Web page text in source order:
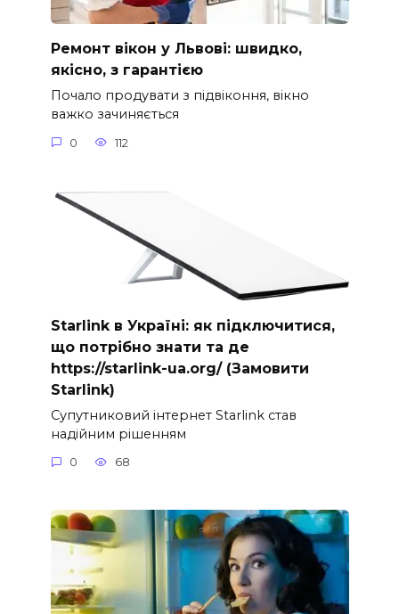
Ремонт вікон у Львові: швидко,
якісно, з гарантією
Почало продувати з підвіконня, вікно
важко зачиняється
0 112
Starlink в Україні: як підключитися,
що потрібно знати та де
https://starlink-ua.org/ (Замовити
Starlink)
Супутниковий інтернет Starlink став
надійним рішенням
0 68